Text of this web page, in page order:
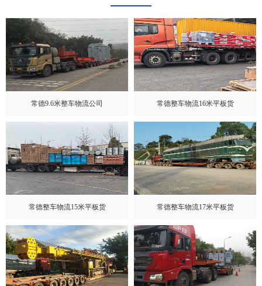
常德9.6米整车物流公司 常德整车物流16米平板货
常德整车物流15米平板货 常德整车物流17米平板货